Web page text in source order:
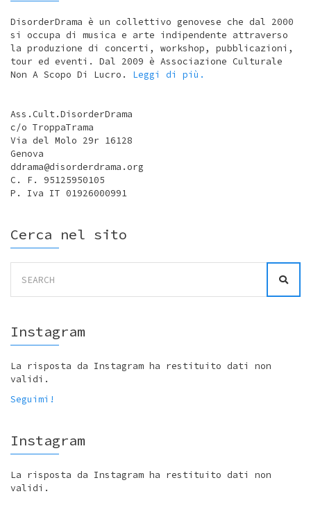
DisorderDrama è un collettivo genovese che dal 2000
si occupa di musica e arte indipendente attraverso
la produzione di concerti, workshop, pubblicazioni,
tour ed eventi. Dal 2009 è Associazione Culturale
Non A Scopo Di Lucro. Leggi di più.
Ass.Cult.DisorderDrama
c/o TroppaTrama
Via del Molo 29r 16128
Genova
ddrama@disorderdrama.org
C. F. 95125950105
P. Iva IT 01926000991
Cerca nel sito
for:
Instagram
La risposta da Instagram ha restituito dati non
validi.
Seguimi!
Instagram
La risposta da Instagram ha restituito dati non
validi.